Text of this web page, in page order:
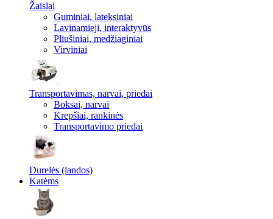
Žaislai
Guminiai, lateksiniai
Lavinamieji, interaktyvūs
Pliušiniai, medžiaginiai
Virviniai
Transportavimas, narvai, priedai
Boksai, narvai
Krepšiai, rankinės
Transportavimo priedai
Durelės (landos)
Katėms